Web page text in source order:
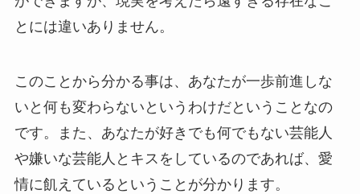
とには違いありません。
このことから分かる事は、あなたが一歩前進しな
いと何も変わらないというわけだということなの
です。また、あなたが好きでも何でもない芸能人
や嫌いな芸能人とキスをしているのであれば、愛
情に飢えているということが分かります。